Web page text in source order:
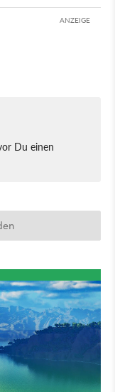
ANZEIGE
Du einen